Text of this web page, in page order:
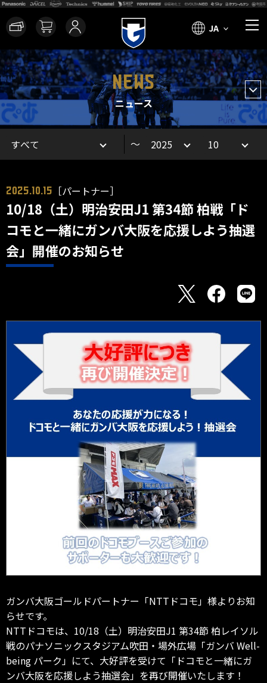
JA
NEWS
ニュース
～
2025.10.15 ［パートナー］
10/18（土）明治安田J1 第34節 柏戦「ド
コモと一緒にガンバ大阪を応援しよう抽選
会」開催のお知らせ
ガンバ大阪ゴールドパートナー「NTTドコモ」様よりお知
らせです。
NTTドコモは、10/18（土）明治安田J1 第34節 柏レイソル
戦のパナソニックスタジアム吹田・場外広場「ガンバ Well-
being パーク」にて、大好評を受けて「ドコモと一緒にガ
ンバ大阪を応援しよう抽選会」を再び開催いたします！